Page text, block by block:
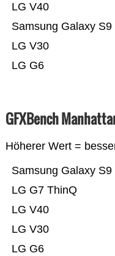
LG G6
LG V30
Samsung Galaxy S9
LG V40
GFXBench
Höherer Wert =
LG G6
LG V30
LG V40
LG G7 ThinQ
Samsung Galaxy S9